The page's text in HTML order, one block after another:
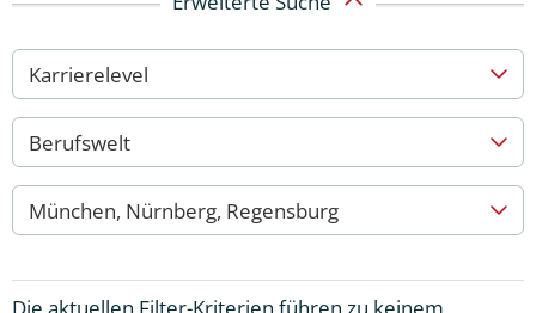
Karrierelevel
Berufswelt
München, Nürnberg, Regensburg
Die aktuellen Filter-Kriterien führen zu keinem